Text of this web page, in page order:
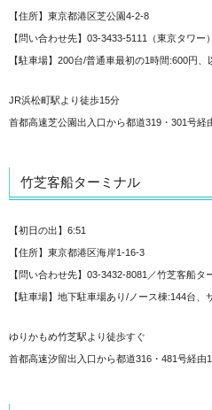
【住所】東京都港区芝公園4-2-8
【問い合わせ先】03-3433-5111（東京タワー）
【駐車場】200台/普通車最初の1時間:600円
JR浜松町駅より徒歩15分
首都高速芝公園出入口から都道319・301号経
竹芝客船ターミナル
【初日の出】6:51
【住所】東京都港区海岸1-16-3
【問い合わせ先】03-3432-8081／竹芝客船タ
【駐車場】地下駐車場あり/ノース棟:144台、
ゆりかもめ竹芝駅より徒歩すぐ
首都高速汐留出入口から都道316・481号経由